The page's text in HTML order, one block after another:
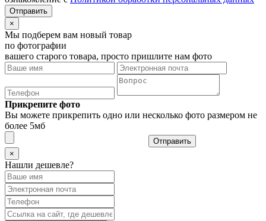
×
Мы подберем вам новый товар
по фотографии
вашего старого товара, просто пришлите нам фото
Прикрепите фото
Вы можете прикрепить одно или несколько фото размером не
более 5мб
Отправить
×
Нашли дешевле?